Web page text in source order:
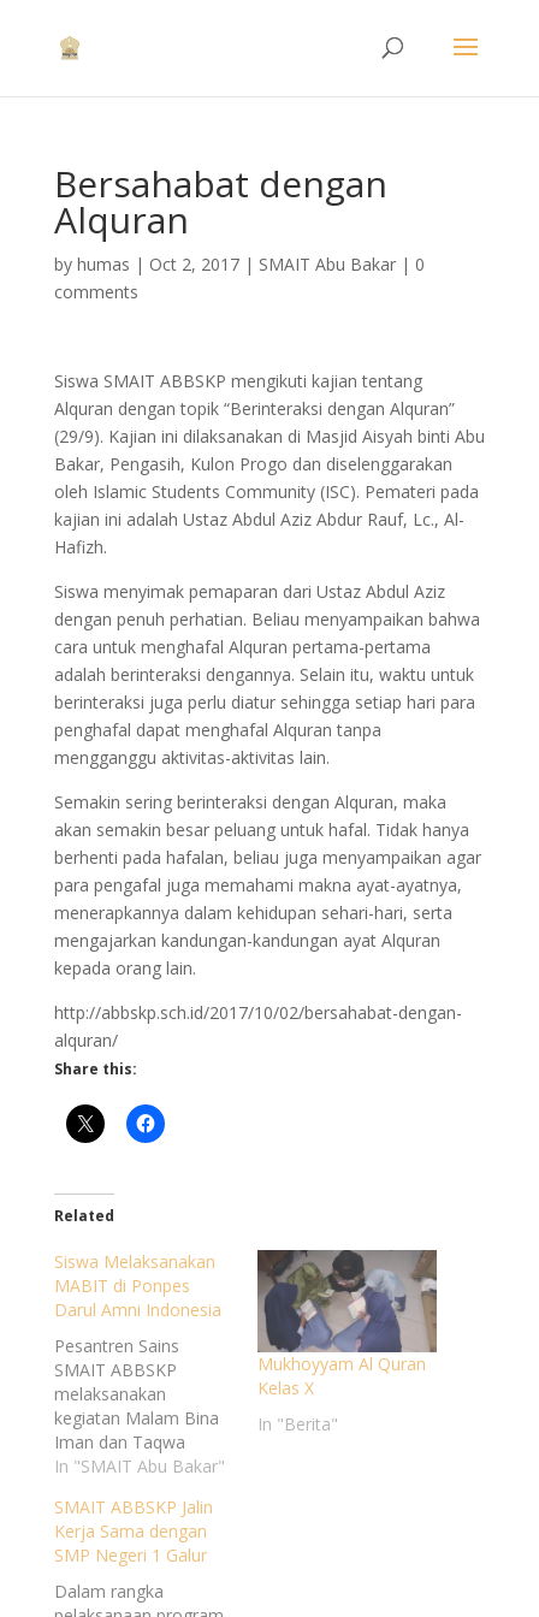
Bersahabat dengan
Alquran
by humas | Oct 2, 2017| SMAIT Abu Bakar| 0
comments
Siswa SMAIT ABBSKP mengikuti kajian tentang
Alquran dengan topik “Berinteraksi dengan Alquran”
(29/9). Kajian ini dilaksanakan di Masjid Aisyah binti Abu
Bakar, Pengasih, Kulon Progo dan diselenggarakan
oleh Islamic Students Community (ISC). Pemateri pada
kajian ini adalah Ustaz Abdul Aziz Abdur Rauf, Lc., Al-
Hafizh.
Siswa menyimak pemaparan dari Ustaz Abdul Aziz
dengan penuh perhatian. Beliau menyampaikan bahwa
cara untuk menghafal Alquran pertama-pertama
adalah berinteraksi dengannya. Selain itu, waktu untuk
berinteraksi juga perlu diatur sehingga setiap hari para
penghafal dapat menghafal Alquran tanpa
mengganggu aktivitas-aktivitas lain.
Semakin sering berinteraksi dengan Alquran, maka
akan semakin besar peluang untuk hafal. Tidak hanya
berhenti pada hafalan, beliau juga menyampaikan agar
para pengafal juga memahami makna ayat-ayatnya,
menerapkannya dalam kehidupan sehari-hari, serta
mengajarkan kandungan-kandungan ayat Alquran
kepada orang lain.
http://abbskp.sch.id/2017/10/02/bersahabat-dengan-
alquran/
Share this:
Related
Siswa Melaksanakan
MABIT di Ponpes
Darul Amni Indonesia
Pesantren Sains
SMAIT ABBSKP
melaksanakan
kegiatan Malam Bina
Iman dan Taqwa
(MABIT) dan
Kamis malam (30/11)
di Pondok Pesantren
Darul Amni Indonesia
(PPDAI). Selain untuk
mempererat tali
In "SMAIT Abu Bakar"
Mukhoyyam Al Quran
Kelas X
In "Berita"
SMAIT ABBSKP Jalin
Kerja Sama dengan
SMP Negeri 1 Galur
Dalam rangka